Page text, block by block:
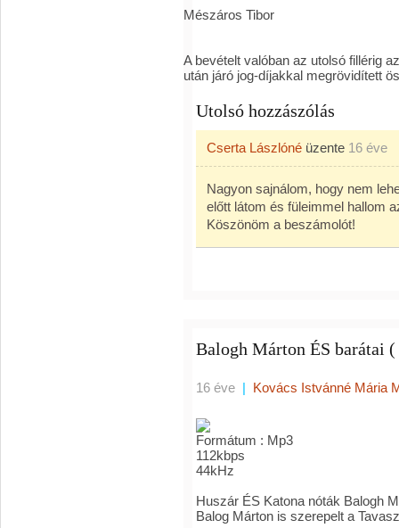
Mészáros Tibor
A bevételt valóban az utolsó fillérig
után járó jog-díjakkal megrövidített
Utolsó hozzászólás
Cserta Lászlóné üzente 16 éve
Nagyon sajnálom, hogy nem
előtt látom és füleimmel hallom
Köszönöm a beszámolót!
Balogh Márton ÉS barátai
16 éve | Kovács Istvánné Mária
Formátum : Mp3
112kbps
44kHz
Huszár ÉS Katona nóták Balogh
Balog Márton is szerepelt a